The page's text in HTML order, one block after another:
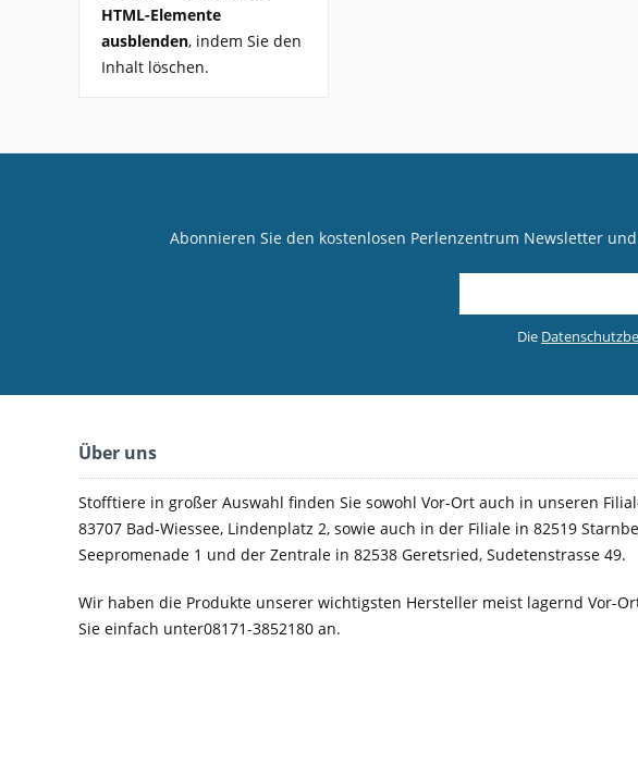
HTML-Elemente
ausblenden, indem Sie den
Inhalt löschen.
Abonnieren Sie den kostenlosen Perlenzentrum Newsletter
Die
Über uns
Stofftiere in großer Auswahl finden Sie sowohl Vor-Ort auch in unseren
83707 Bad-Wiessee, Lindenplatz 2, sowie auch in der Filiale in 82519
Seepromenade 1 und der Zentrale in 82538 Geretsried, Sudetenstrasse 49.
Wir haben die Produkte unserer wichtigsten Hersteller meist lagernd Vor-
Sie einfach unter08171-3852180 an.